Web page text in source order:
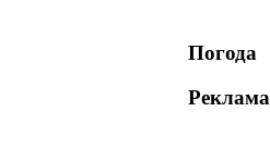
Погода
Реклама